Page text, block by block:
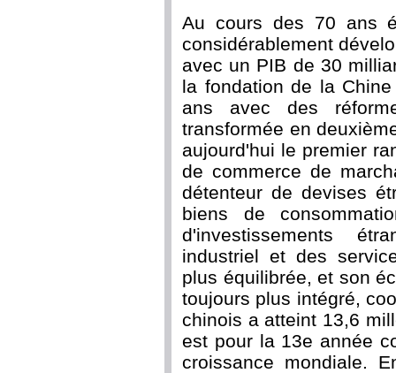
Au cours des 70 ans
considérablement
avec un PIB de 30
la fondation de la
ans avec des
transformée en
aujourd'hui le premier
de commerce de
détenteur de devises
biens de
d'investissements
industriel et des
plus équilibrée, et son
toujours plus intégré,
chinois a atteint 13,6
est pour la 13e année
croissance mondiale.